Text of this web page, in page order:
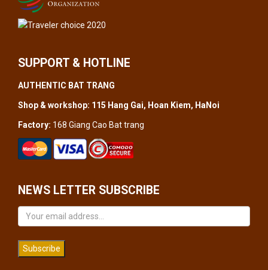
SUPPORT & HOTLINE
AUTHENTIC BAT TRANG
Shop & workshop: 115 Hang Gai, Hoan Kiem, HaNoi
Factory: 168 Giang Cao Bat trang
NEWS LETTER SUBSCRIBE
Subscribe